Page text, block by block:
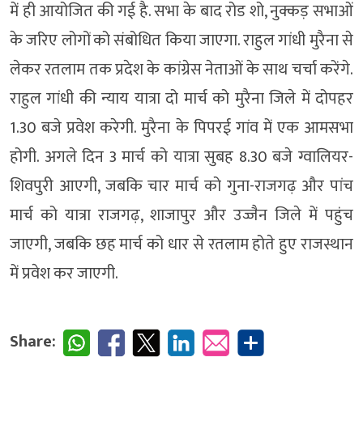
में ही आयोजित की गई है. सभा के बाद रोड शो, नुक्कड़ सभाओं
के जरिए लोगों को संबोधित किया जाएगा. राहुल गांधी मुरैना से
लेकर रतलाम तक प्रदेश के कांग्रेस नेताओं के साथ चर्चा करेंगे.
राहुल गांधी की न्याय यात्रा दो मार्च को मुरैना जिले में दोपहर
1.30 बजे प्रवेश करेगी. मुरैना के पिपरई गांव में एक आमसभा
होगी. अगले दिन 3 मार्च को यात्रा सुबह 8.30 बजे ग्वालियर-
शिवपुरी आएगी, जबकि चार मार्च को गुना-राजगढ़ और पांच
मार्च को यात्रा राजगढ़, शाजापुर और उज्जैन जिले में पहुंच
जाएगी, जबकि छह मार्च को धार से रतलाम होते हुए राजस्थान
में प्रवेश कर जाएगी.
Share: